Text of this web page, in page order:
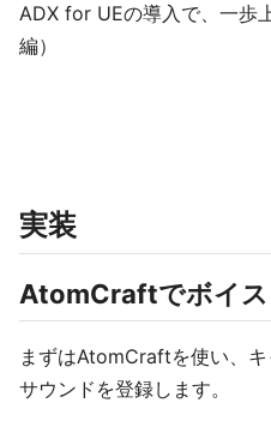
ADX for UEの導入で、一歩
編）
実装
AtomCraftでボイス
まずはAtomCraftを使い、
サウンドを登録します。